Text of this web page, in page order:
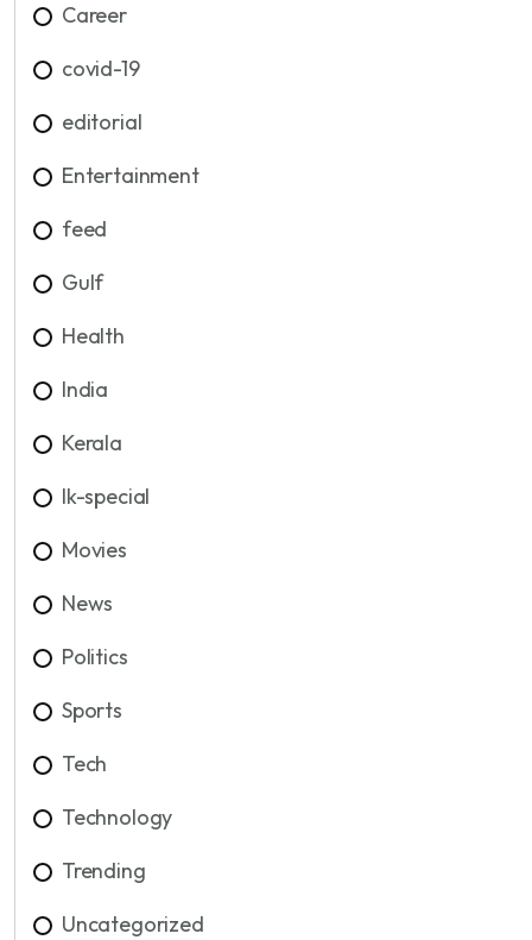
Career
covid-19
editorial
Entertainment
feed
Gulf
Health
India
Kerala
lk-special
Movies
News
Politics
Sports
Tech
Technology
Trending
Uncategorized